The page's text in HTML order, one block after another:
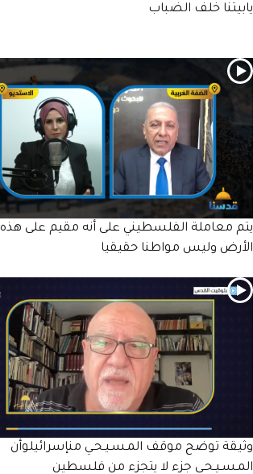
يابيتنا خلف الضباب
يتم معاملة الفلسطيني على أنه مقيم على هذه
الأرض وليس مواطنا حقيقيا
وثيقة توضح موقف المـسـيـحـي منإسرائيلوأن
المـسـيـحـي جزء لا يتجزء من فلسطين